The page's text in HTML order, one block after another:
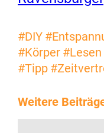
#DIY
#Körper #Lesen
#Tipp
Weitere